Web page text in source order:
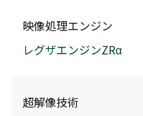
映像処理エンジン
レグザエンジンZRα
超解像技術